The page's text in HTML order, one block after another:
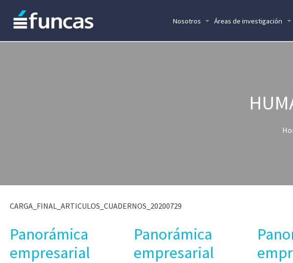
Nosotros Áreas de investigación
CARGA_FINAL_ARTICULOS_CUADERNOS_20200729
Panorámica
empresarial
Panorámica
empresarial